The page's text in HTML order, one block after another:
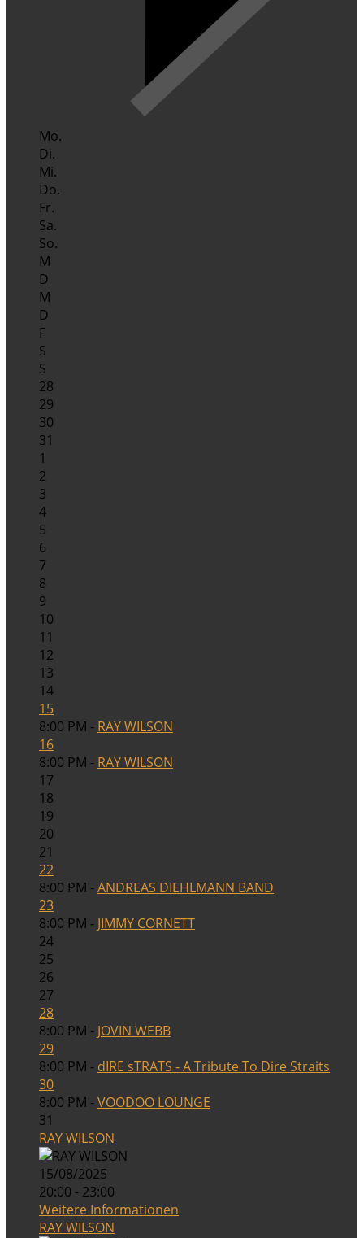
Mo.
Di.
Mi.
Do.
Fr.
Sa.
So.
M
D
M
D
F
S
S
28
29
30
31
1
2
3
4
5
6
7
8
9
10
11
12
13
14
15
8:00 PM - RAY WILSON
16
8:00 PM - RAY WILSON
17
18
19
20
21
22
8:00 PM -ANDREAS DIEHLMANN BAND
23
8:00 PM - JIMMY CORNETT
24
25
26
27
28
8:00 PM - JOVIN WEBB
29
8:00 PM - dIRE sTRATS - A Tribute To Dire Straits
30
8:00 PM -VOODOO LOUNGE
31
RAY WILSON
15/08/2025
20:00 - 23:00
Weitere Informationen
RAY WILSON